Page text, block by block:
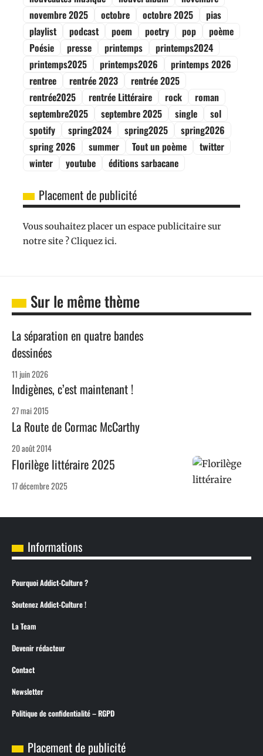
novembre 2025
octobre octobre 2025
pias
playlist
podcast poem poetry pop
poème
Poésie
presse printemps
printemps2024
printemps2025
printemps2026
printemps 2026
rentree
rentrée 2023
rentrée 2025
rentrée2025
rentrée Littéraire rock
roman
septembre2025
septembre 2025 single
sol
spotify
spring2024 spring2025
spring2026
spring 2026
summer Tout un poème
twitter
winter
youtube éditions sarbacane
Placement de publicité
Vous souhaitez placer un espace publicitaire sur
notre site ? Cliquez ici.
Sur le même thème
La séparation en quatre bandes
dessinées
11 juin 2026
Indigènes, c’est maintenant !
27 mai 2015
La Route de Cormac McCarthy
20 août 2014
Florilège littéraire 2025
17 décembre 2025
Informations
Pourquoi Addict-Culture ?
Soutenez Addict-Culture !
La Team
Devenir rédacteur
Contact
Newsletter
Politique de confidentialité – RGPD
Placement de publicité